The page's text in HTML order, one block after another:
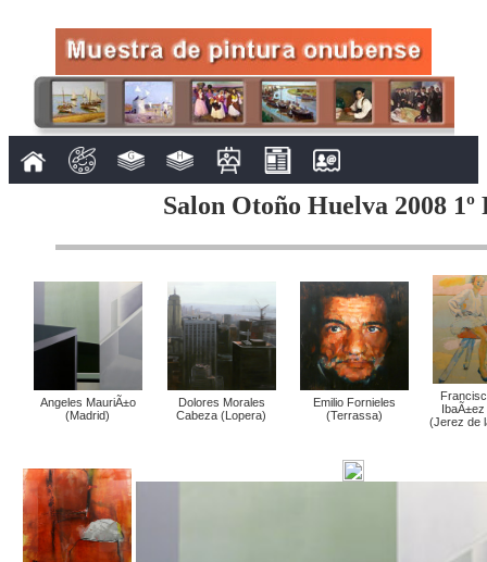
Salon Otoño Huelva 2008 1º
Angeles MauriÃ±o
(Madrid)
Dolores Morales
Cabeza (Lopera)
Emilio Fornieles
(Terrassa)
(Jerez de